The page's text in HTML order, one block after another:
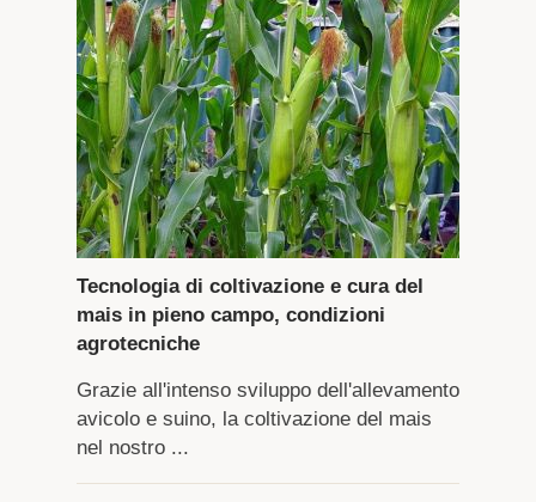
Tecnologia di coltivazione e cura del
mais in pieno campo, condizioni
agrotecniche
Grazie all'intenso sviluppo dell'allevamento
avicolo e suino, la coltivazione del mais
nel nostro ...